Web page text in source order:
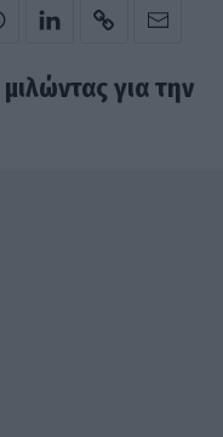
μιλώντας για την